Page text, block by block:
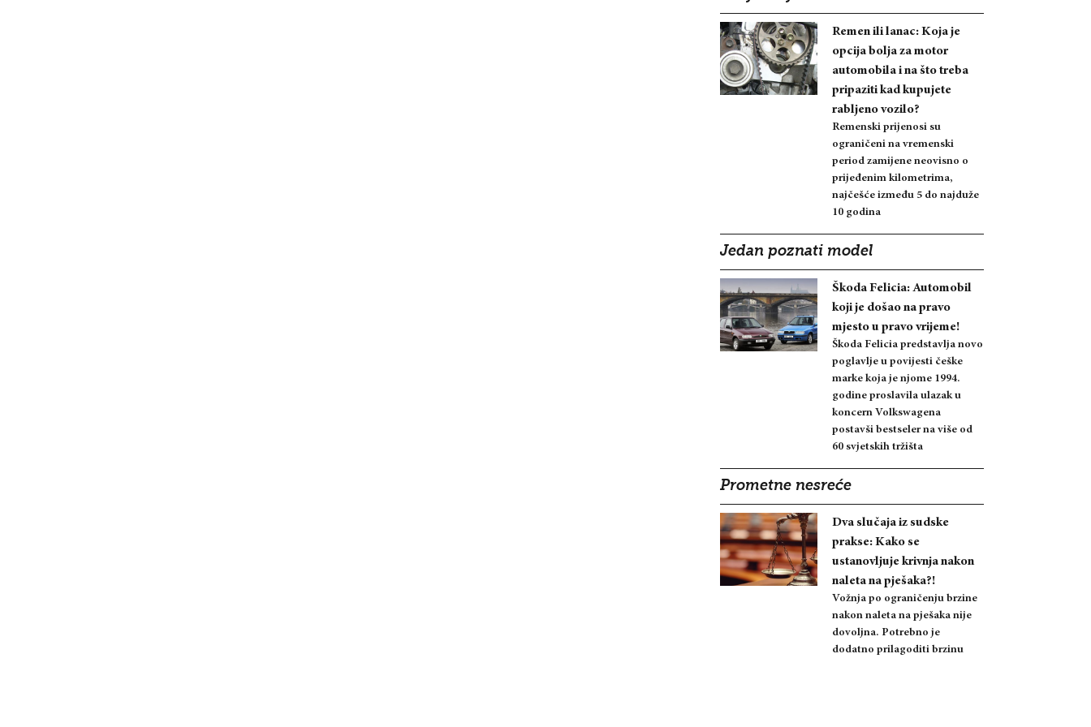
Remen ili lanac: Koja je
opcija bolja za motor
automobila i na što treba
pripaziti kad kupujete
rabljeno vozilo?
Remenski prijenosi su
ograničeni na vremenski
period zamijene neovisno o
prijeđenim kilometrima,
najčešće između 5 do najduže
10 godina
Jedan poznati model
Škoda Felicia: Automobil
koji je došao na pravo
mjesto u pravo vrijeme!
Škoda Felicia predstavlja novo
poglavlje u povijesti češke
marke koja je njome 1994.
godine proslavila ulazak u
koncern Volkswagena
postavši bestseler na više od
60 svjetskih tržišta
Prometne nesreće
Dva slučaja iz sudske
prakse: Kako se
ustanovljuje krivnja nakon
naleta na pješaka?!
Vožnja po ograničenju brzine
nakon naleta na pješaka nije
dovoljna. Potrebno je
dodatno prilagoditi brzinu